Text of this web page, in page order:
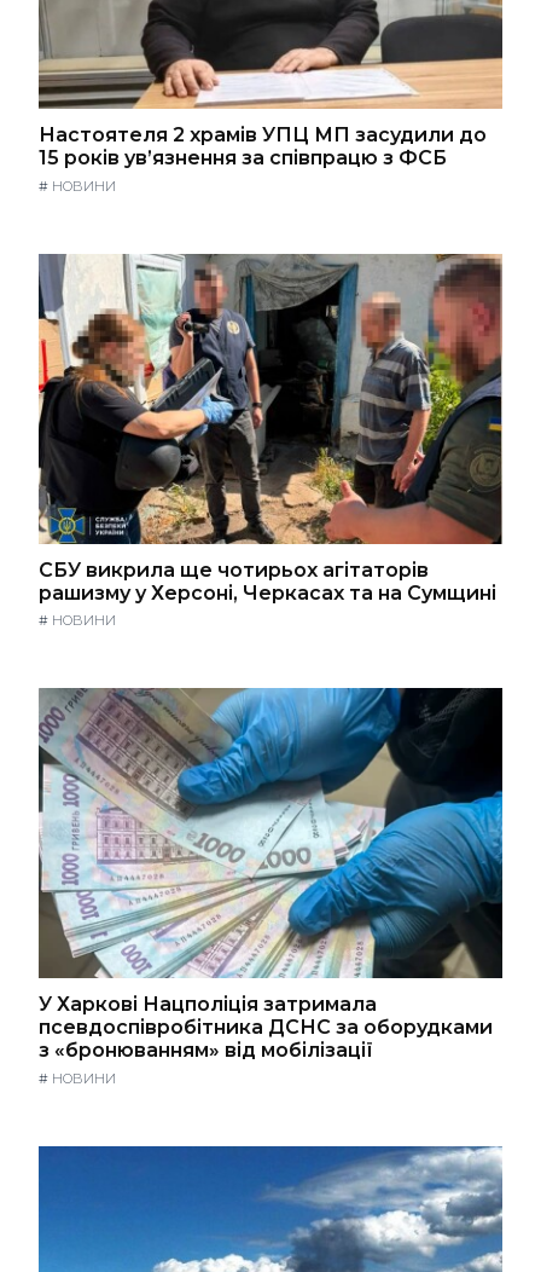
Настоятеля 2 храмів УПЦ МП засудили до
15 років ув’язнення за співпрацю з ФСБ
# НОВИНИ
СБУ викрила ще чотирьох агітаторів
рашизму у Херсоні, Черкасах та на Сумщині
# НОВИНИ
У Харкові Нацполіція затримала
псевдоспівробітника ДСНС за оборудками
з «бронюванням» від мобілізації
# НОВИНИ